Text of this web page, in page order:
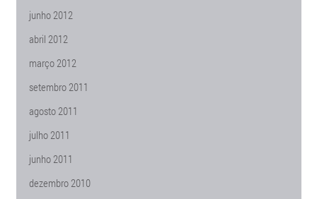
junho 2012
abril 2012
março 2012
setembro 2011
agosto 2011
julho 2011
junho 2011
dezembro 2010